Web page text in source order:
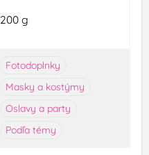
200 g
Fotodoplnky
Masky a kostýmy
Oslavy a party
Podľa témy